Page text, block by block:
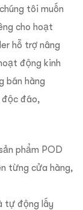
tôi muốn
cho hoạt
hỗ trợ nâng
động kinh
bán hàng
độc đáo,
phẩm POD
từng cửa hàng,
tự động lấy